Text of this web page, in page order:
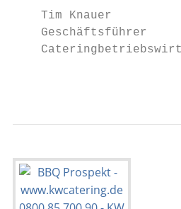
    Tim Knauer
    Geschäftsführer
    Cateringbetriebswirt